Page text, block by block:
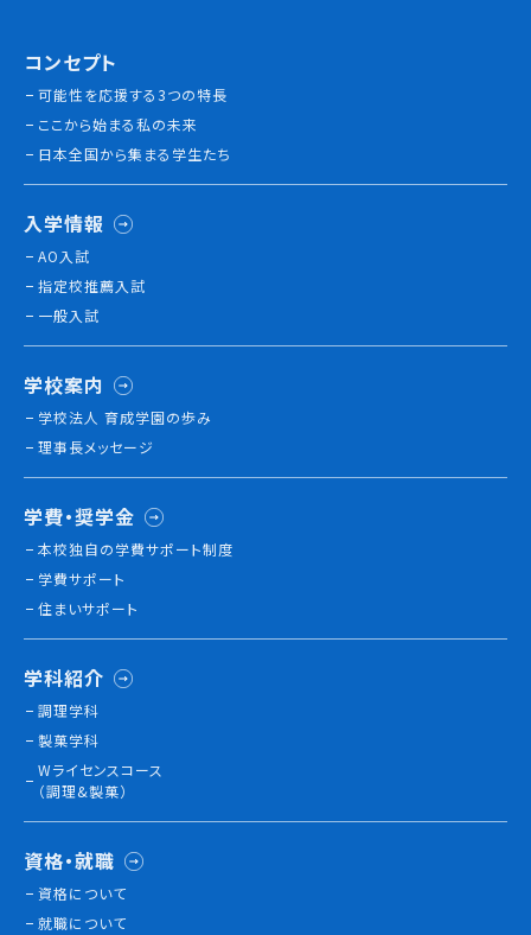
よくあるご質問
コンセプト
可能性を応援する3つの特長
ここから始まる私の未来
日本全国から集まる学生たち
入学情報
AO入試
指定校推薦入試
一般入試
学校案内
学校法人 育成学園の歩み
理事長メッセージ
学費・奨学金
本校独⾃の学費サポート制度
学費サポート
住まいサポート
学科紹介
調理学科
製菓学科
Wライセンスコース
（調理&製菓）
資格・就職
資格について
就職について